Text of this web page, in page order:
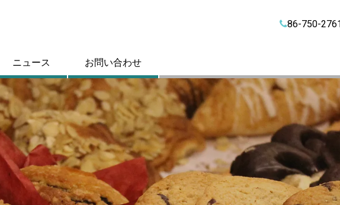
86-750-
ニュース お問い合わせ